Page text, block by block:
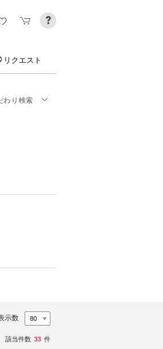
リクエスト
わり検索
示数
該当件数 33 件